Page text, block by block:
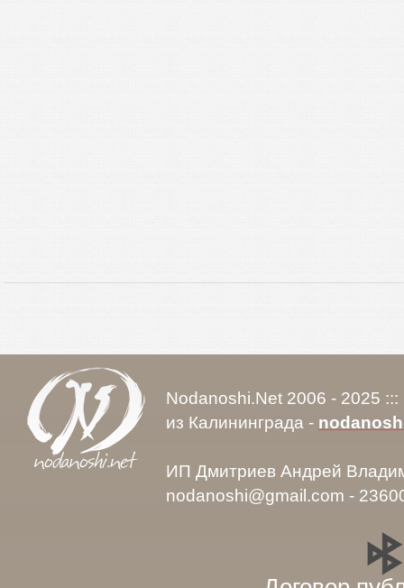
Nodanoshi.Net 2006 - 2025
из Калининграда -
ИП Дмитриев Андрей
nodanoshi@gmail.com -